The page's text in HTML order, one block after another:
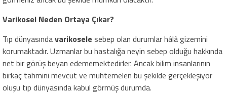
Varikosel Neden Ortaya Çıkar?
Tıp dünyasındavarikosele sebep olan durumlar hâlâ gizemini
korumaktadır. Uzmanlar bu hastalığa neyin sebep olduğu hakkında
net bir görüş beyan edememektedirler. Ancak bilim insanlarının
birkaç tahmini mevcut ve muhtemelen bu şekilde gerçekleşiyor
oluşu tıp dünyasında kabul görmüş durumda.